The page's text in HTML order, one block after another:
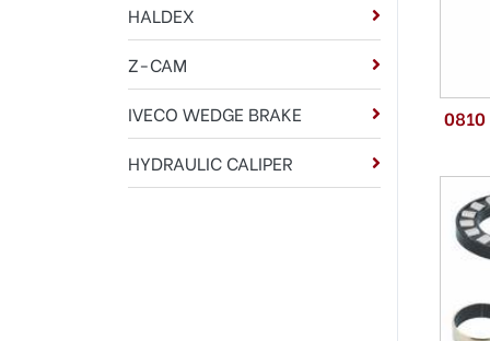
HALDEX
Z-CAM
IVECO WEDGE BRAKE
HYDRAULIC CALIPER
0810